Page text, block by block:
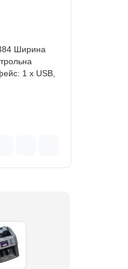
Ширина
1 x USB,